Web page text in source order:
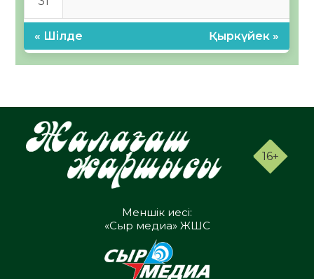
« Шілде Қыркүйек »
16+
Меншік иесі:
«Сыр медиа» ЖШС